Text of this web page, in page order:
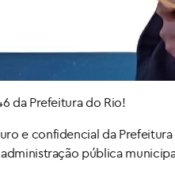
da Prefeitura do Rio!
e confidencial da
pública